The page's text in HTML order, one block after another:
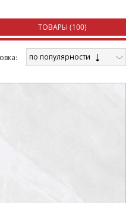
ТОВАРЫ (100)
по популярности